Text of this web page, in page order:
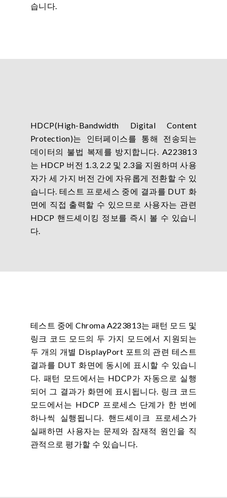
습니다.
HDCP(High-Bandwidth Digital Content
Protection)는 인터페이스를 통해 전송되는
데이터의 불법 복제를 방지합니다. A223813
는 HDCP 버전 1.3, 2.2 및 2.3을 지원하며 사용
자가 세 가지 버전 간에 자유롭게 전환할 수 있
습니다. 테스트 프로세스 중에 결과를 DUT 화
면에 직접 출력할 수 있으므로 사용자는 관련
HDCP 핸드셰이킹 정보를 즉시 볼 수 있습니
다.
테스트 중에 Chroma A223813는 패턴 모드 및
링크 코드 모드의 두 가지 모드에서 지원되는
두 개의 개별 DisplayPort 포트의 관련 테스트
결과를 DUT 화면에 동시에 표시할 수 있습니
다. 패턴 모드에서는 HDCP가 자동으로 실행
되어 그 결과가 화면에 표시됩니다. 링크 코드
모드에서는 HDCP 프로세스 단계가 한 번에
하나씩 실행됩니다. 핸드셰이크 프로세스가
실패하면 사용자는 문제와 잠재적 원인을 직
관적으로 평가할 수 있습니다.